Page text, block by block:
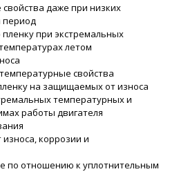
даже при низких
период
при экстремальных
летом
свойства
на защищаемых от износа
температурных и
работы двигателя
коррозии и
по отношению к уплотнительным